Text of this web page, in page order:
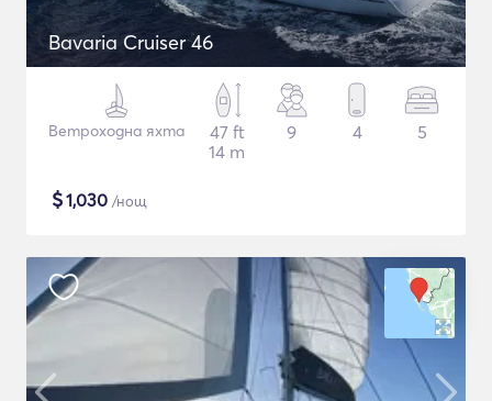
Bavaria Cruiser 46
Ветроходна яхта
47 ft
14 m
9 4 5
$1,030 /нощ